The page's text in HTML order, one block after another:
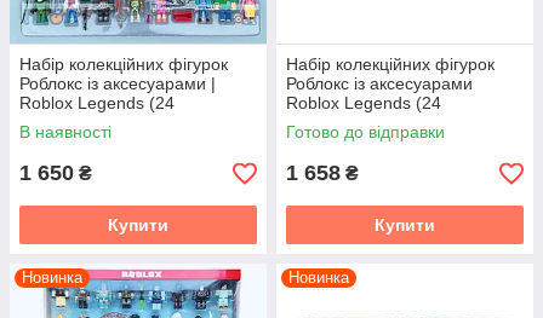
Набір колекційних фігурок
Роблокс із аксесуарами |
Roblox Legends (24
чоловічки)
В наявності
1 650 ₴
Купити
Набір колекційних фігурок
Роблокс із аксесуарами
Roblox Legends (24
чоловічки)
Готово до відправки
1 658 ₴
Купити
Новинка Новинка